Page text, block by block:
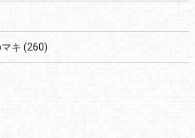
キ (260)